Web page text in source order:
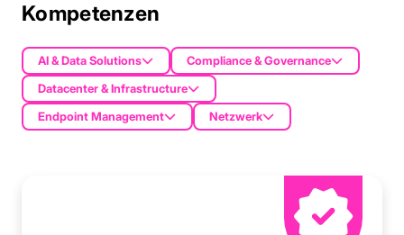
Kompetenzen
AI & Data Solutions
Compliance & Governance
Datacenter & Infrastructure
Endpoint Management
Netzwerk